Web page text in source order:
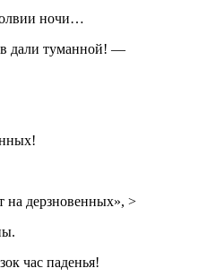
ночи…
в дали туманной! —
на дерзновенных», >
час паденья!